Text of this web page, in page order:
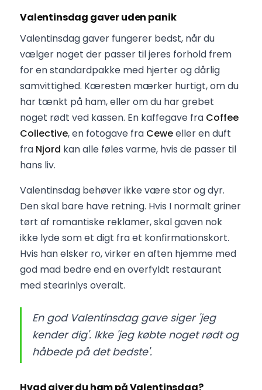
Valentinsdag gaver uden panik
Valentinsdag gaver fungerer bedst, når du
vælger noget der passer til jeres forhold frem
for en standardpakke med hjerter og dårlig
samvittighed. Kæresten mærker hurtigt, om du
har tænkt på ham, eller om du har grebet
noget rødt ved kassen. En kaffegave fra Coffee
Collective, en fotogave fra Ceweeller en duft
fra Njord kan alle føles varme, hvis de passer til
hans liv.
Valentinsdag behøver ikke være stor og dyr.
Den skal bare have retning. Hvis I normalt griner
tørt af romantiske reklamer, skal gaven nok
ikke lyde som et digt fra et konfirmationskort.
Hvis han elsker ro, virker en aften hjemme med
god mad bedre end en overfyldt restaurant
med stearinlys overalt.
En god Valentinsdag gave siger 'jeg
kender dig'. Ikke 'jeg købte noget rødt og
håbede på det bedste'.